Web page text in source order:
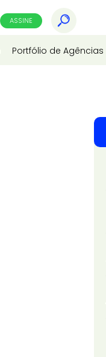
ASSINE
Portfólio de Agências